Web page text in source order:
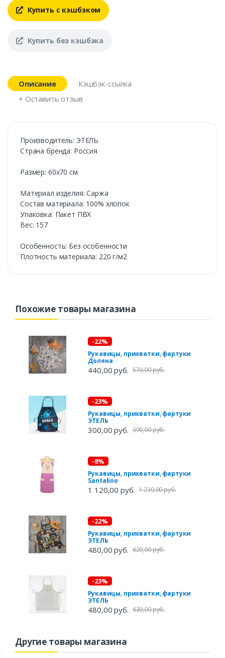
Купить с кэшбэком
Купить без кэшбэка
Описание
Кэшбэк-ссылка
+ Оставить отзыв
Производитель: ЭТЕЛЬ
Страна бренда: Россия
Размер: 60х70 см
Материал изделия: Саржа
Состав материала: 100% хлопок
Упаковка: Пакет ПВХ
Вес: 157
Особенность: Без особенности
Плотность материала: 220 г/м2
Похожие товары магазина
-22%
Рукавицы, прихватки, фартуки
Доляна
440,00 руб. 570,00 руб.
-23%
Рукавицы, прихватки, фартуки
ЭТЕЛЬ
300,00 руб. 390,00 руб.
-8%
Рукавицы, прихватки, фартуки
Santalino
1 120,00 руб. 1 230,00 руб.
-22%
Рукавицы, прихватки, фартуки
ЭТЕЛЬ
480,00 руб. 620,00 руб.
-23%
Рукавицы, прихватки, фартуки
ЭТЕЛЬ
480,00 руб. 630,00 руб.
Другие товары магазина